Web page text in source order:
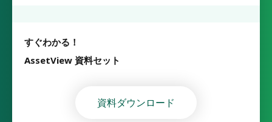
すぐわかる！
AssetView 資料セット
資料ダウンロード